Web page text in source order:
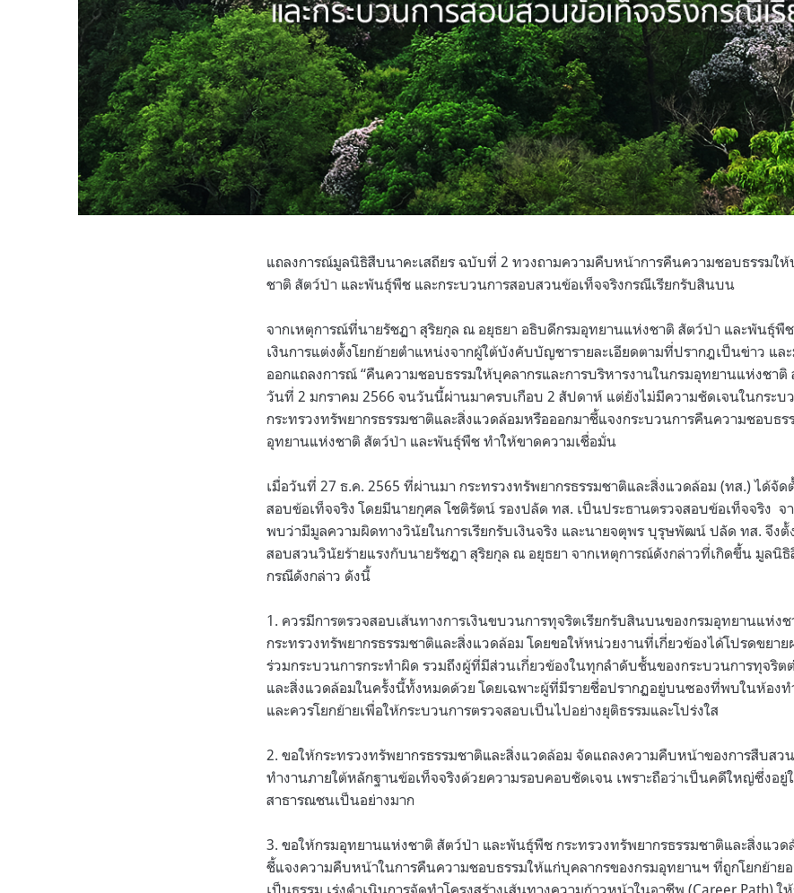
แถลงการณ์มูลนิธิสืบนาคะเสถียร ฉบับที่ 2 ทวงถามความคืบหน้าการคืนความชอบธรรมใ
ชาติ สัตว์ป่า และพันธุ์พืช และกระบวนการสอบสวนข้อเท็จจริงกรณีเรียกรับสินบน
จากเหตุการณ์ที่นายรัชฏา สุริยกุล ณ อยุธยา อธิบดีกรมอุทยานแห่งชาติ สัตว์ป่า และพันธุ์พืช
เงินการแต่งตั้งโยกย้ายตำแหน่งจากผู้ใต้บังคับบัญชารายละเอียดตามที่ปรากฎเป็นข่าว แล
ออกแถลงการณ์ “คืนความชอบธรรมให้บุคลากรและการบริหารงานในกรมอุทยานแห่งชาติ
วันที่ 2 มกราคม 2566 จนวันนี้ผ่านมาครบเกือบ 2 สัปดาห์ แต่ยังไม่มีความชัดเจนในกระบ
กระทรวงทรัพยากรธรรมชาติและสิ่งแวดล้อมหรือออกมาชี้แจงกระบวนการคืนความชอบธ
อุทยานแห่งชาติ สัตว์ป่า และพันธุ์พืช ทำให้ขาดความเชื่อมั่น
เมื่อวันที่ 27 ธ.ค. 2565 ที่ผ่านมา กระทรวงทรัพยากรธรรมชาติและสิ่งแวดล้อม (ทส.) ได้จัด
สอบข้อเท็จจริง โดยมีนายกุศล โชติรัตน์ รองปลัด ทส. เป็นประธานตรวจสอบข้อเท็จจริง จ
พบว่ามีมูลความผิดทางวินัยในการเรียกรับเงินจริง และนายจตุพร บุรุษพัฒน์ ปลัด ทส. จึงตั้
สอบสวนวินัยร้ายแรงกับนายรัชฎา สุริยกุล ณ อยุธยา จากเหตุการณ์ดังกล่าวที่เกิดขึ้น มูลนิ
กรณีดังกล่าว ดังนี้
1. ควรมีการตรวจสอบเส้นทางการเงินขบวนการทุจริตเรียกรับสินบนของกรมอุทยานแห่ง
กระทรวงทรัพยากรธรรมชาติและสิ่งแวดล้อม โดยขอให้หน่วยงานที่เกี่ยวข้องได้โปรดขยาย
ร่วมกระบวนการกระทำผิด รวมถึงผู้ที่มีส่วนเกี่ยวข้องในทุกลำดับชั้นของกระบวนการทุจริต
และสิ่งแวดล้อมในครั้งนี้ทั้งหมดด้วย โดยเฉพาะผู้ที่มีรายชื่อปรากฏอยู่บนซองที่พบในห้อง
และควรโยกย้ายเพื่อให้กระบวนการตรวจสอบเป็นไปอย่างยุติธรรมและโปร่งใส
2. ขอให้กระทรวงทรัพยากรธรรมชาติและสิ่งแวดล้อม จัดแถลงความคืบหน้าของการสืบสว
ทำงานภายใต้หลักฐานข้อเท็จจริงด้วยความรอบคอบชัดเจน เพราะถือว่าเป็นคดีใหญ่ซึ่งอยู่
สาธารณชนเป็นอย่างมาก
3. ขอให้กรมอุทยานแห่งชาติ สัตว์ป่า และพันธุ์พืช กระทรวงทรัพยากรธรรมชาติและสิ่งแวด
ชี้แจงความคืบหน้าในการคืนความชอบธรรมให้แก่บุคลากรของกรมอุทยานฯ ที่ถูกโยกย้ายอ